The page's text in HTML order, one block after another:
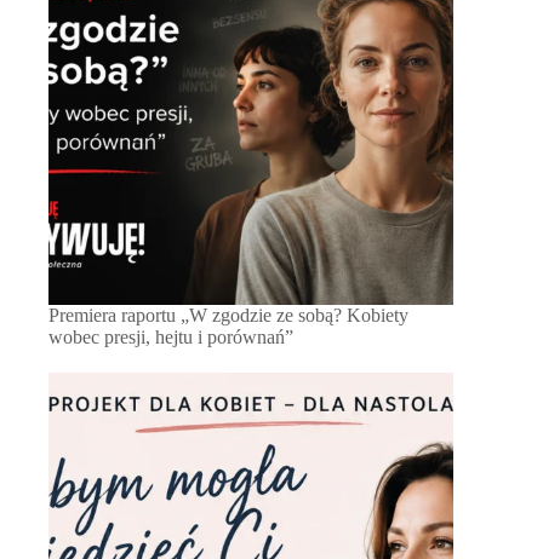
Premiera raportu „W zgodzie ze sobą? Kobiety
wobec presji, hejtu i porównań”